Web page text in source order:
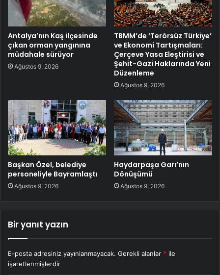
Antalya’nın Kaş ilçesinde
çıkan orman yangınına
müdahale sürüyor
Ağustos 9, 2026
TBMM’de ‘Terörsüz Türkiye’
ve Ekonomi Tartışmaları:
Çerçeve Yasa Eleştirisi ve
Şehit-Gazi Haklarında Yeni
Düzenleme
Ağustos 9, 2026
Başkan Özel, belediye
personeliyle Bayramlaştı
Ağustos 9, 2026
Haydarpaşa Garı’nın
Dönüşümü
Ağustos 9, 2026
Bir yanıt yazın
E-posta adresiniz yayınlanmayacak. Gerekli alanlar * ile
işaretlenmişlerdir